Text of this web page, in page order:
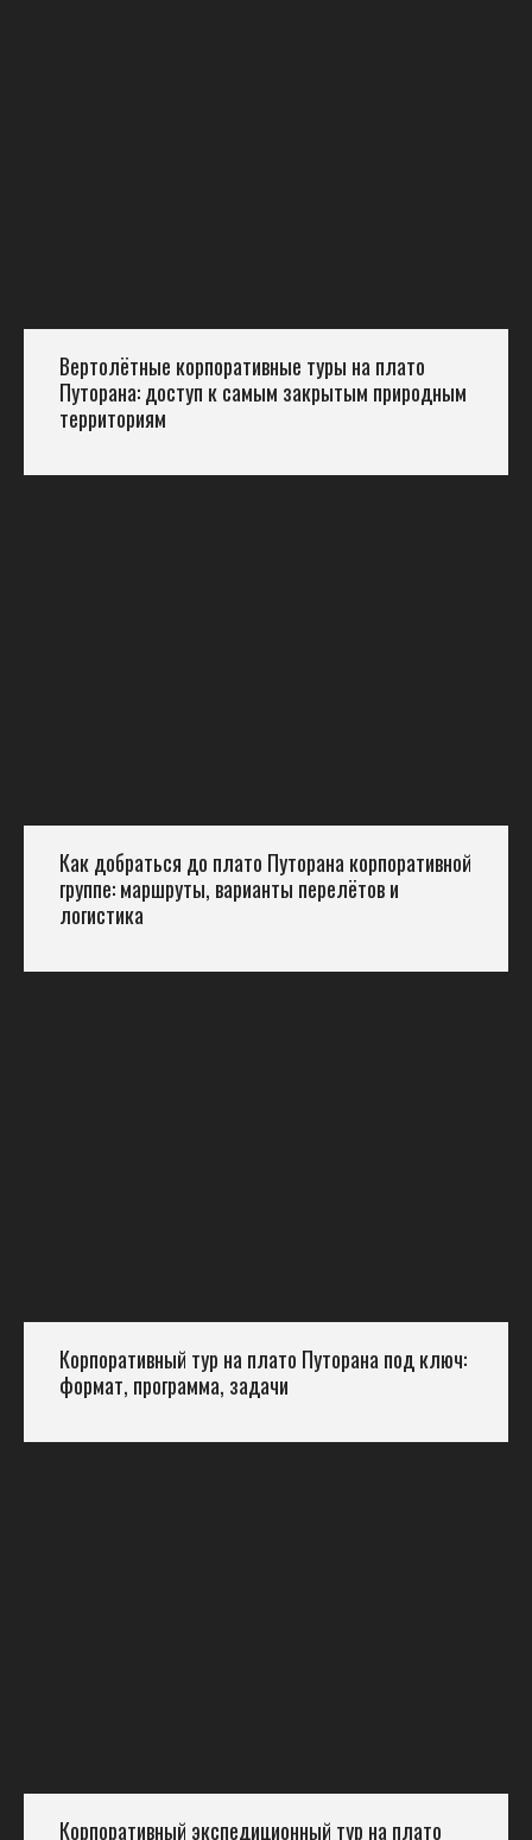
Вертолётные корпоративные туры на плато
Путорана: доступ к самым закрытым природным
территориям
Как добраться до плато Путорана корпоративной
группе: маршруты, варианты перелётов и
логистика
Корпоративный тур на плато Путорана под ключ:
формат, программа, задачи
Корпоративный экспедиционный тур на плато